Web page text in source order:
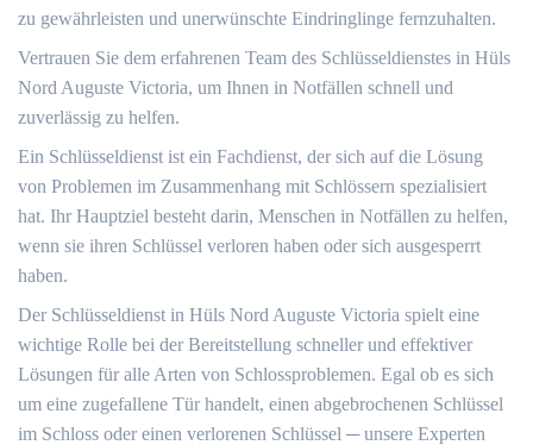
zu gewährleisten und unerwünschte Eindringlinge fernzuhalten.​
Vertrauen Sie dem erfahrenen Team des Schlüsseldienstes in Hüls
Nord Auguste Victoria, um Ihnen in Notfällen schnell und
zuverlässig zu helfen.​
Ein Schlüsseldienst ist ein Fachdienst, der sich auf die Lösung
von Problemen im Zusammenhang mit Schlössern spezialisiert
hat.​ Ihr Hauptziel besteht darin, Menschen in Notfällen zu helfen,
wenn sie ihren Schlüssel verloren haben oder sich ausgesperrt
haben.​
Der Schlüsseldienst in Hüls Nord Auguste Victoria spielt eine
wichtige Rolle bei der Bereitstellung schneller und effektiver
Lösungen für alle Arten von Schlossproblemen.​ Egal ob es sich
um eine zugefallene Tür handelt, einen abgebrochenen Schlüssel
im Schloss oder einen verlorenen Schlüssel ─ unsere Experten